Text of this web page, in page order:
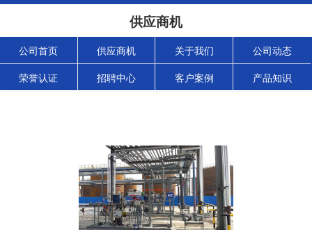
供应商机
公司首页 供应商机 关于我们 公司动态
荣誉认证 招聘中心 客户案例 产品知识